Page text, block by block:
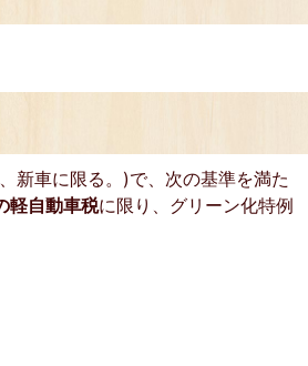
新車に限る。)で、次の基準を満た
軽自動車税に限り、グリーン化特例